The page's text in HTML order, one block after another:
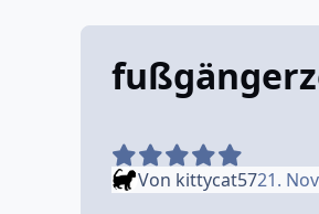
Von kittycat5721.